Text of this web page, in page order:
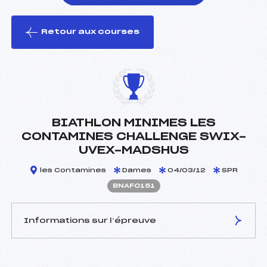
le ski
Retour aux courses
BIATHLON MINIMES LES
CONTAMINES CHALLENGE SWIX-
UVEX-MADSHUS
les Contamines Dames 04/03/12 SPR
BNAF0151
Informations sur l’épreuve